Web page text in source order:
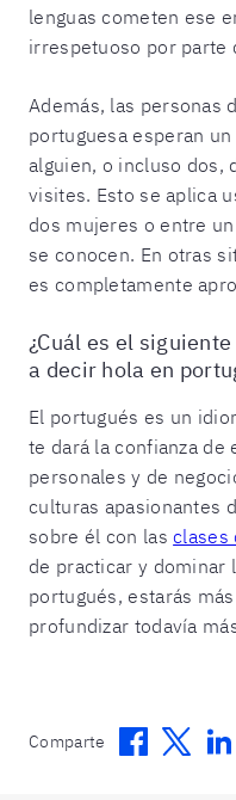
lenguas cometen ese
irrespetuoso por parte
Además, las personas
portuguesa esperan
alguien, o incluso dos,
visites. Esto se aplica
dos mujeres o entre
se conocen. En otras
es completamente
¿Cuál es el
a decir hola en
El portugués es un
te dará la confianza de
personales y de
culturas apasionantes
sobre él con lasclases
de practicar y dominar
portugués, estarás
profundizar todavía
Comparte Facebook
Twitter